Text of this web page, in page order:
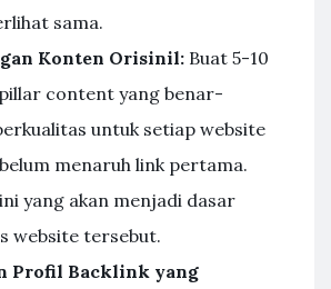
sama.
Konten Orisinil: Buat 5-10
content yang benar-
untuk setiap website
menaruh link pertama.
yang akan menjadi dasar
website tersebut.
Profil Backlink yang